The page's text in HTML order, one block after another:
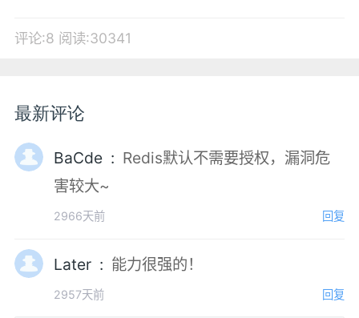
评论:8 阅读:30341
最新评论
BaCde : Redis默认不需要授权，漏洞危
害较大~
2966天前 回复
Later : 能力很强的！
2957天前 回复